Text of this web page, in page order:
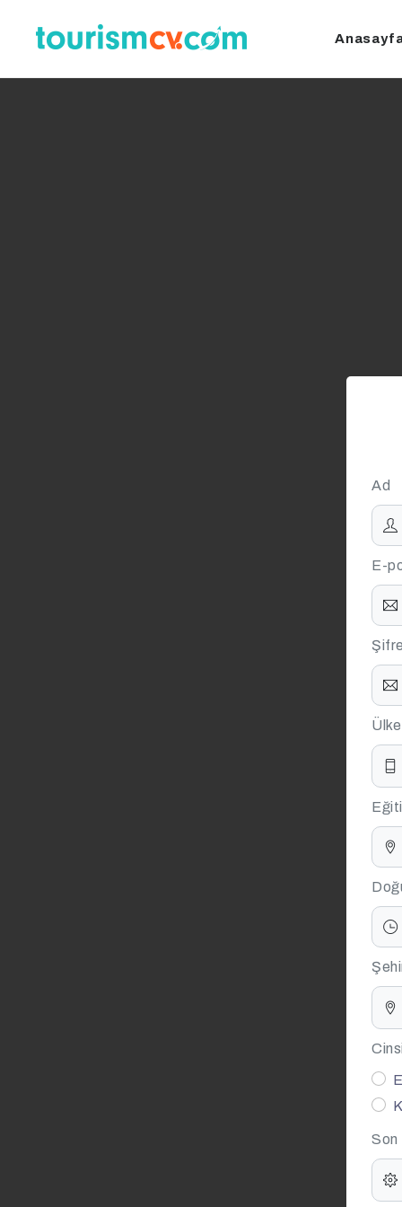
Ad
E-
Şifre
Son